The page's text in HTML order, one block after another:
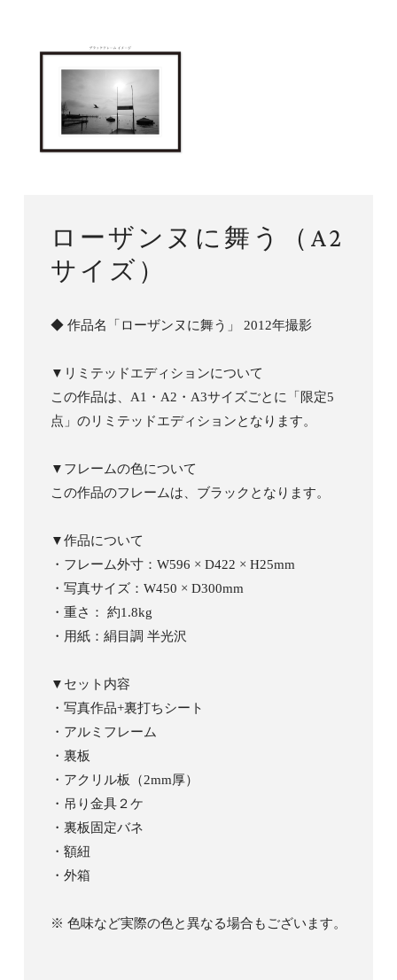
ローザンヌに舞う（A2
サイズ）
◆ 作品名「ローザンヌに舞う」 2012年撮影
▼リミテッドエディションについて
この作品は、A1・A2・A3サイズごとに「限定5
点」のリミテッドエディションとなります。
▼フレームの色について
この作品のフレームは、ブラックとなります。
▼作品について
・フレーム外寸：W596 × D422 × H25mm
・写真サイズ：W450 × D300mm
・重さ： 約1.8kg
・用紙：絹目調 半光沢
▼セット内容
・写真作品+裏打ちシート
・アルミフレーム
・裏板
・アクリル板（2mm厚）
・吊り金具２ケ
・裏板固定バネ
・額紐
・外箱
※ 色味など実際の色と異なる場合もございます。